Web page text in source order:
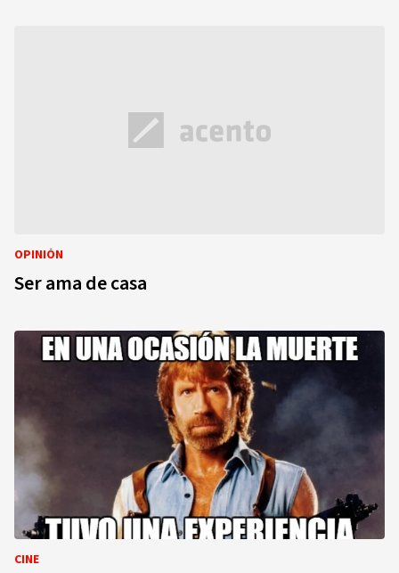
OPINIÓN
Ser ama de casa
CINE